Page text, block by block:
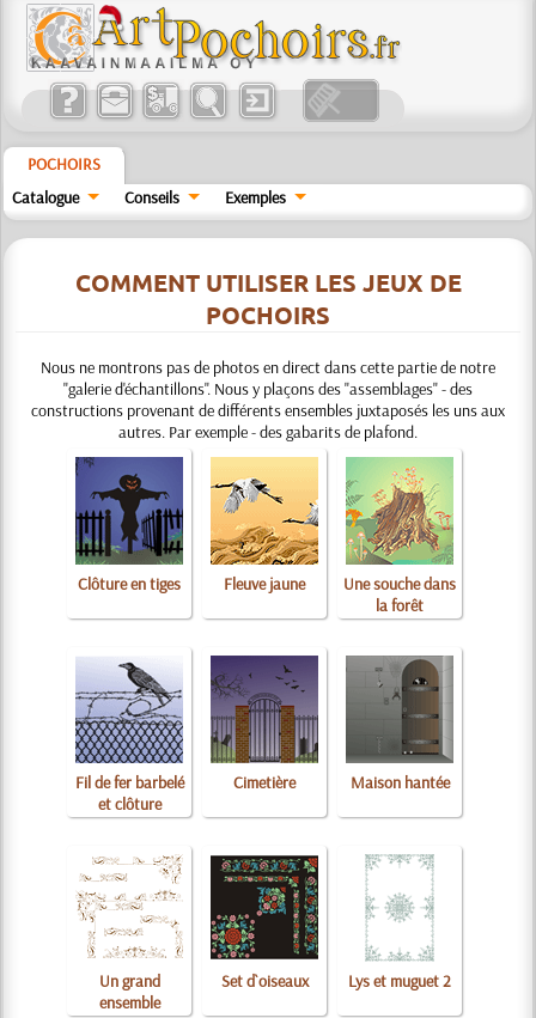
POCHOIRS
Catalogue
Conseils Exemples
COMMENT UTILISER LES JEUX DE
POCHOIRS
Nous ne montrons pas de photos en direct dans cette partie de notre
"galerie d'échantillons". Nous y plaçons des "assemblages" - des
constructions provenant de différents ensembles juxtaposés les uns aux
autres. Par exemple - des gabarits de plafond.
Clôture en tiges Fleuve jaune
Une souche dans
la forêt
Fil de fer barbelé
et clôture
Cimetière Maison hantée
Un grand
ensemble
Set d`oiseaux Lys et muguet 2